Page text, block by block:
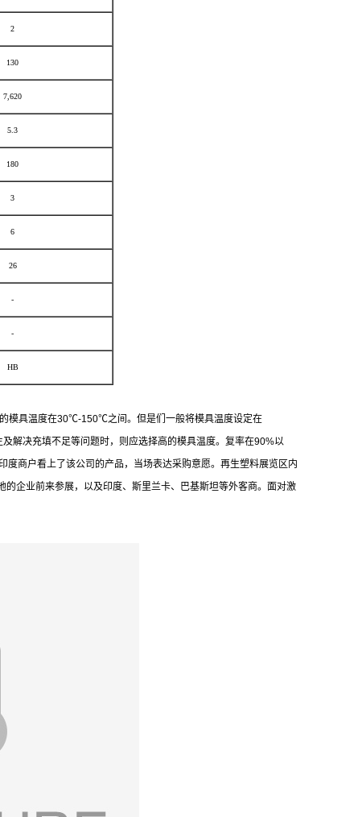
2
130
7,620
5.3
180
3
6
26
-
-
HB
模具温度在30℃-150℃之间。但是们一般将模具温度设定在
解决充填不足等问题时，则应选择高的模具温度。复率在90%以
商户看上了该公司的产品，当场表达采购意愿。再生塑料展览区内
企业前来参展，以及印度、斯里兰卡、巴基斯坦等外客商。面对激